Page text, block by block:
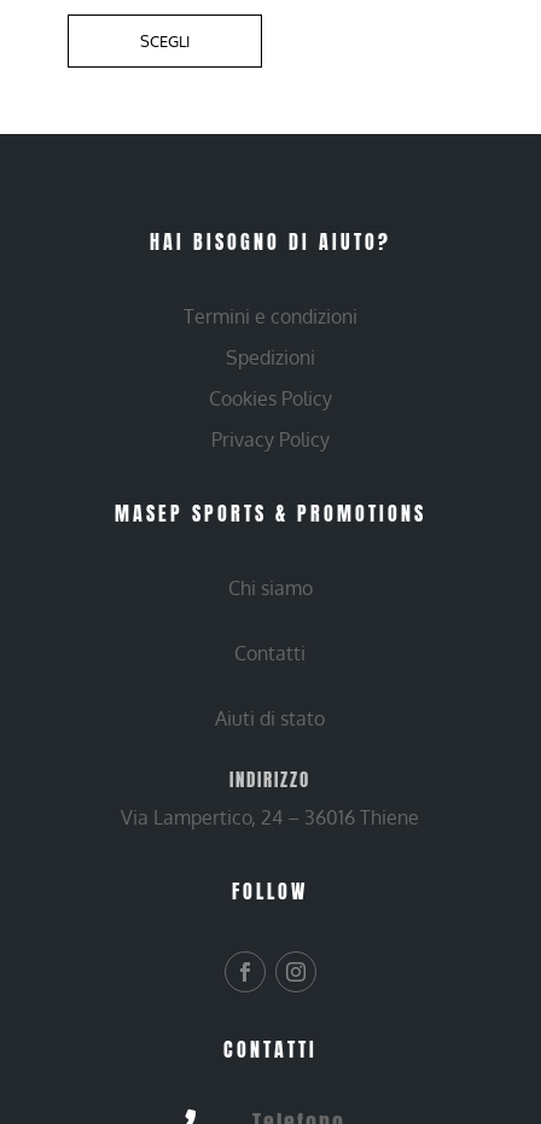
SCEGLI
HAI BISOGNO DI AIUTO?
Termini e condizioni
Spedizioni
Cookies Policy
Privacy Policy
MASEP SPORTS & PROMOTIONS
Chi siamo
Contatti
Aiuti di stato
INDIRIZZO
Via Lampertico, 24 – 36016 Thiene
FOLLOW
CONTATTI